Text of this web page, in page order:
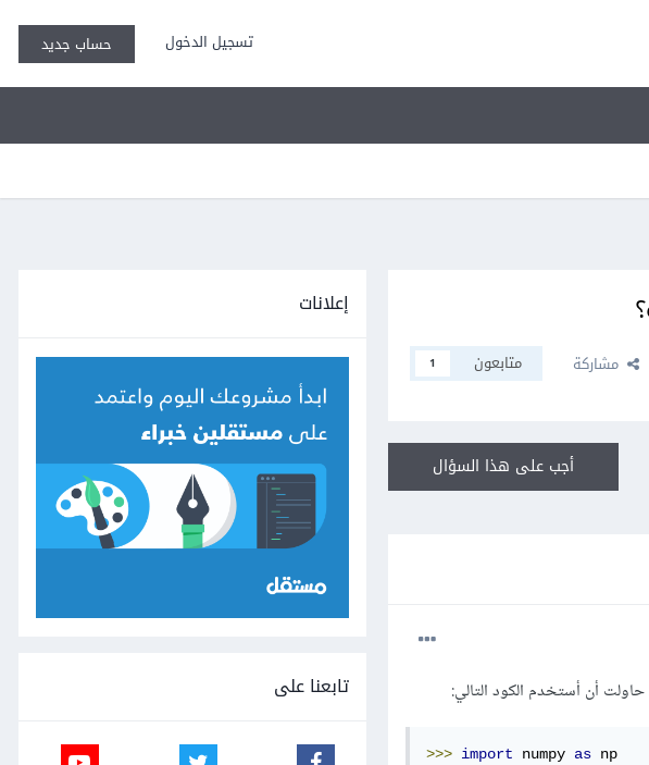
تسجيل الدخول حساب جديد
مشاركة متابعون 1
أجب على هذا السؤال
أن أستخدم الكود التالي:
>>> import numpy as
إعلانات
تابعنا على